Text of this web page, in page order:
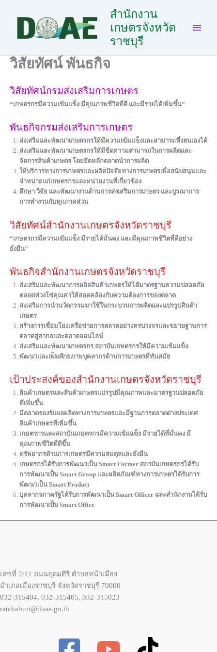
สำนักงาน
เกษตรจังหวัด
ราชบุรี
วิสัยทัศน์ พันธกิจ
วิสัยทัศน์กรมส่งเสริมการเกษตร
“เกษตรกรมีความเข้มแข็ง มีคุณภาพชีวิตที่ดี และมีรายได้เพิ่มขึ้น”
พันธกิจกรมส่งเสริมการเกษตร
ส่งเสริมและพัฒนาเกษตรกรให้มีความเข้มแข็งและสามารถพึ่งตนเองได้
ส่งเสริมและพัฒนาเกษตรกรให้มีขีดความสามารถในการผลิตและ
จัดการสินค้าเกษตร โดยยึดหลักตลาดนำการผลิต
ให้บริการทางการเกษตรและผลิตปัจจัยทางการเกษตรเพื่อสนับสนุนและ
จำหน่ายแก่เกษตรกรและหน่วยงานที่เกี่ยวข้อง
ศึกษา วิจัย และพัฒนางานด้านการส่งเสริมการเกษตร และบูรณาการ
การทำงานกับทุกภาคส่วน
วิสัยทัศน์สำนักงานเกษตรจังหวัดราชบุรี
“เกษตรกรมีความเข้มแข็ง มีรายได้มั่นคง และมีคุณภาพชีวิตที่ดีอย่าง
ยั่งยืน”
พันธกิจสำนักงานเกษตรจังหวัดราชบุรี
ส่งเสริมและพัฒนาการผลิตสินค้าเกษตรให้ได้มาตรฐานความปลอดภัย
ตลอดห่วงโซ่คุณค่าให้สอดคล้องกับความต้องการของตลาด
ส่งเสริมการนำนวัตกรรมมาใช้ในกระบวนการผลิตและแปรรูปสินค้า
เกษตร
สร้างการเชื่อมโยงเครือข่ายการตลาดอย่างครบวงจรและขยายฐานการ
ตลาดสู่สากลและตลาดออนไลน์
ส่งเสริมและพัฒนาเกษตรกร สถาบันเกษตรกรให้มีความเข้มแข็ง
พัฒนาและเพ่ิมศักยภาพบุคลากรด้านการเกษตรที่ทันสมัย
เป้าประสงค์ของสำนักงานเกษตรจังหวัดราชบุรี
สินค้าเกษตรและสินค้าเกษตรแปรรูปมีคุณภาพและมาตรฐานปลอดภัย
ที่เพิ่มขึ้น
มีตลาดรองรับผลผลิตทางการเกษตรและมีฐานการตลาดต่างประเทศ
สินค้าเกษตรทีเพิ่มขึ้น
เกษตรกรและสถาบันเกษตรกรมีความเข้มแข็ง มีรายได้ที่มั่นคง มี
คุณภาพชีวิตที่ดีขึ้น
ทรัพยากรด้านการเกษตรมีความสมดุลและยั่งยืน
เกษตรกรได้รับการพัฒนาเป็น Smart Farmer สถาบันเกษตรกรได้รับ
การพัฒนาเป็น Smart Group และผลิตภัณฑ์ทางการเกษตรได้รับการ
พัฒนาเป็น Smart Product
บุคลากรภาครัฐได้รับการพัฒนาเป็น Smart Officer และสำนักงานได้รับ
การพัฒนาเป็น Smart Office
เลขที่ 2/11 ถนนอุดมศิริ ตำบลหน้าเมือง
อำเภอเมืองราชบุรี จังหวัดราชบุรี 70000
032-315404, 032-315405, 032-315023
ratchaburi@doae.go.th